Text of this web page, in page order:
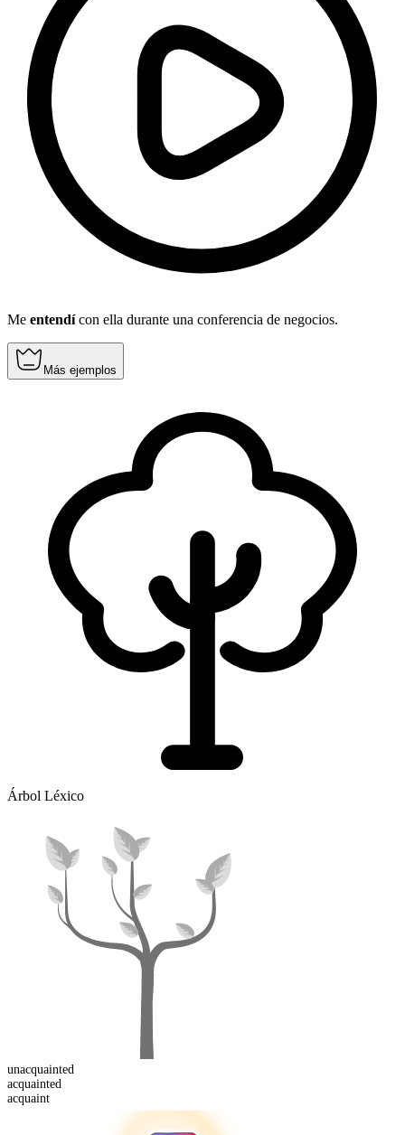
Me entendícon ella durante una conferencia de negocios.
Más ejemplos
Árbol Léxico
unacquainted
acquainted
acquaint